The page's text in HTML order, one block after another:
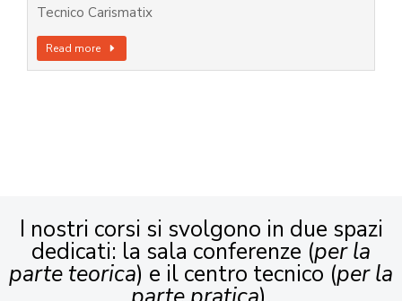
Tecnico Carismatix
Read more
I nostri corsi si svolgono in due spazi
dedicati: la sala conferenze (per la
parte teorica) e il centro tecnico (per la